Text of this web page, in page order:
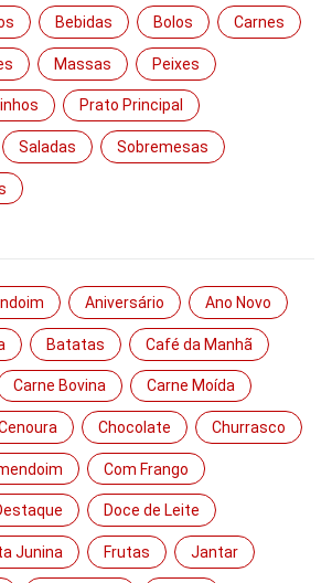
Bebidas Bolos Carnes
Massas Peixes
Prato Principal
Saladas Sobremesas
Aniversário Ano Novo
Batatas Café da Manhã
Carne Bovina Carne Moída
Chocolate Churrasco
Com Frango
Doce de Leite
Junina Frutas Jantar